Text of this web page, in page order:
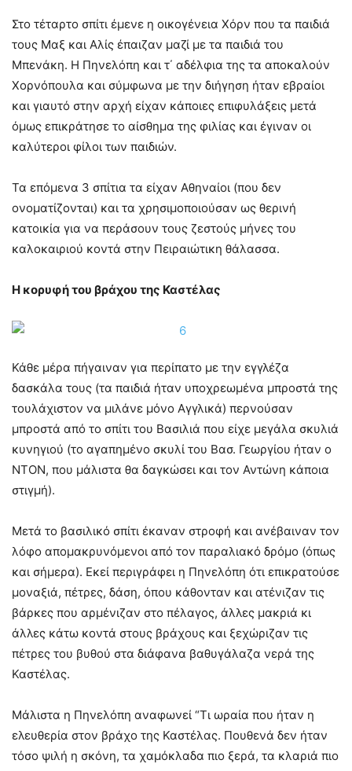
Στο τέταρτο σπίτι έμενε η οικογένεια Χόρν που τα παιδιά
τους Μαξ και Αλίς έπαιζαν μαζί με τα παιδιά του
Μπενάκη. Η Πηνελόπη και τ΄ αδέλφια της τα αποκαλούν
Χορνόπουλα και σύμφωνα με την διήγηση ήταν εβραίοι
και γιαυτό στην αρχή είχαν κάποιες επιφυλάξεις μετά
όμως επικράτησε το αίσθημα της φιλίας και έγιναν οι
καλύτεροι φίλοι των παιδιών.
Τα επόμενα 3 σπίτια τα είχαν Αθηναίοι (που δεν
ονοματίζονται) και τα χρησιμοποιούσαν ως θερινή
κατοικία για να περάσουν τους ζεστούς μήνες του
καλοκαιριού κοντά στην Πειραιώτικη θάλασσα.
Η κορυφή του βράχου της Καστέλας
Κάθε μέρα πήγαιναν για περίπατο με την εγγλέζα
δασκάλα τους (τα παιδιά ήταν υποχρεωμένα μπροστά της
τουλάχιστον να μιλάνε μόνο Αγγλικά) περνούσαν
μπροστά από το σπίτι του Βασιλιά που είχε μεγάλα σκυλιά
κυνηγιού (το αγαπημένο σκυλί του Βασ. Γεωργίου ήταν ο
ΝΤΟΝ, που μάλιστα θα δαγκώσει και τον Αντώνη κάποια
στιγμή).
Μετά το βασιλικό σπίτι έκαναν στροφή και ανέβαιναν τον
λόφο απομακρυνόμενοι από τον παραλιακό δρόμο (όπως
και σήμερα). Εκεί περιγράφει η Πηνελόπη ότι επικρατούσε
μοναξιά, πέτρες, δάση, όπου κάθονταν και ατένιζαν τις
βάρκες που αρμένιζαν στο πέλαγος, άλλες μακριά κι
άλλες κάτω κοντά στους βράχους και ξεχώριζαν τις
πέτρες του βυθού στα διάφανα βαθυγάλαζα νερά της
Καστέλας.
Μάλιστα η Πηνελόπη αναφωνεί “Τι ωραία που ήταν η
ελευθερία στον βράχο της Καστέλας. Πουθενά δεν ήταν
τόσο ψιλή η σκόνη, τα χαμόκλαδα πιο ξερά, τα κλαριά πιο